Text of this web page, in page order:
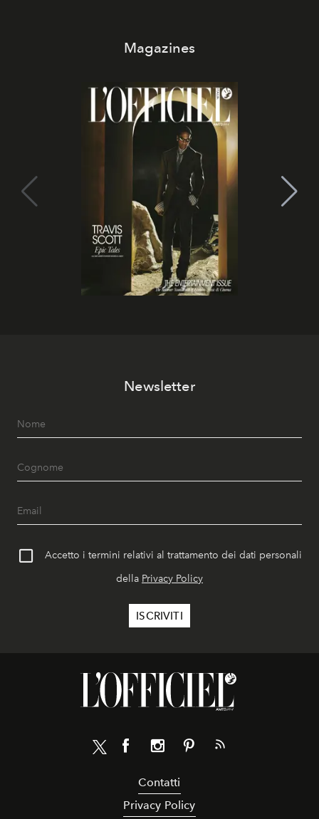
Magazines
Newsletter
Accetto i termini relativi al trattamento dei dati personali
della Privacy Policy
Contatti
Privacy Policy